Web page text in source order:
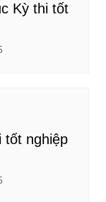
Kỳ thi tốt
tốt nghiệp